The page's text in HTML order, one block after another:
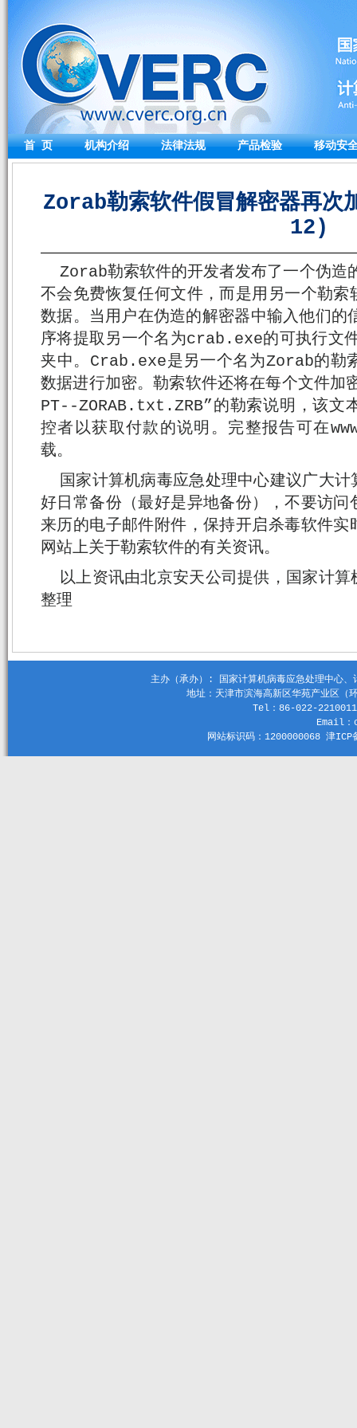
首 页 机构介绍 法律法规 产品检验 移动安
Zorab勒索软件假冒解密器再
12)
Zorab勒索软件的开发者发布了一个伪造
不会免费恢复任何文件，而是用另一个勒
数据。当用户在伪造的解密器中输入他们的
序将提取另一个名为crab.exe的可执行文
夹中。Crab.exe是另一个名为Zorab的勒
数据进行加密。勒索软件还将在每个文件
PT--ZORAB.txt.ZRB”的勒索说明，该文
控者以获取付款的说明。完整报告可在
载。
国家计算机病毒应急处理中心建议广大
好日常备份（最好是异地备份），不要访
来历的电子邮件附件，保持开启杀毒软件
网站上关于勒索软件的有关资讯。
以上资讯由北京安天公司提供，国家计
整理
主办（承办）: 国家计算机病毒应急处理中心
地址：天津市滨海高新区华苑产业区
Tel：86-022-
Email
网站标识码：1200000068 津